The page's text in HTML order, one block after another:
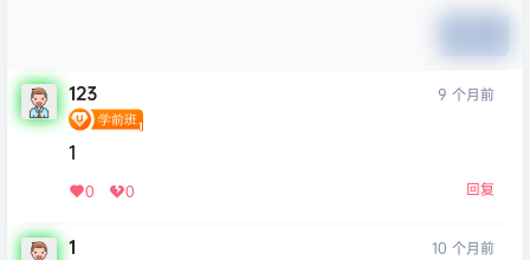
123 9 个月前
1
0 0 回复
1 10 个月前